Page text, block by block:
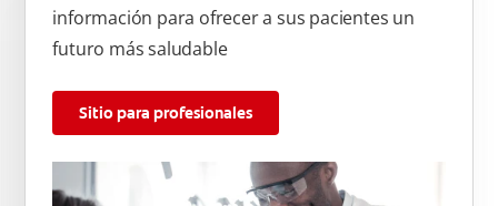
información para ofrecer a sus pacientes un
futuro más saludable
Sitio para profesionales